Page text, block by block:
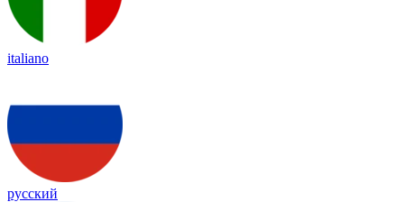
italiano
русский